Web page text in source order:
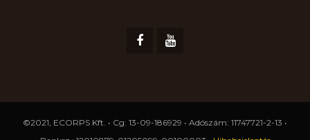
©2021, ECORPS Kft. • Cg: 13-09-186929 • Adószám: 11747721-2-13 •